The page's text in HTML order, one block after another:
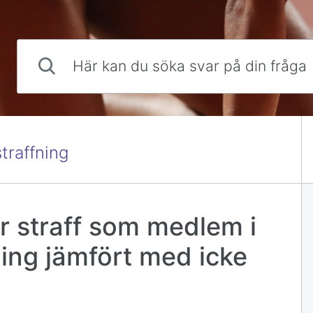
straff som medlem i
jämfört med icke